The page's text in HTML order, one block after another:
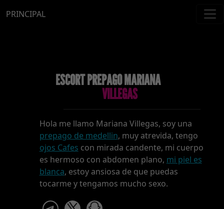
PRINCIPAL
ESCORT PREPAGO MARIANA
VILLEGAS
Hola me llamo Mariana Villegas, soy una
prepago de medellin, muy atrevida, tengo
ojos Cafes con mirada candente, mi cuerpo
es hermoso con abdomen plano, mi piel es
blanca, estoy ansiosa de que puedas
tocarme y tengamos mucho sexo.
telegram